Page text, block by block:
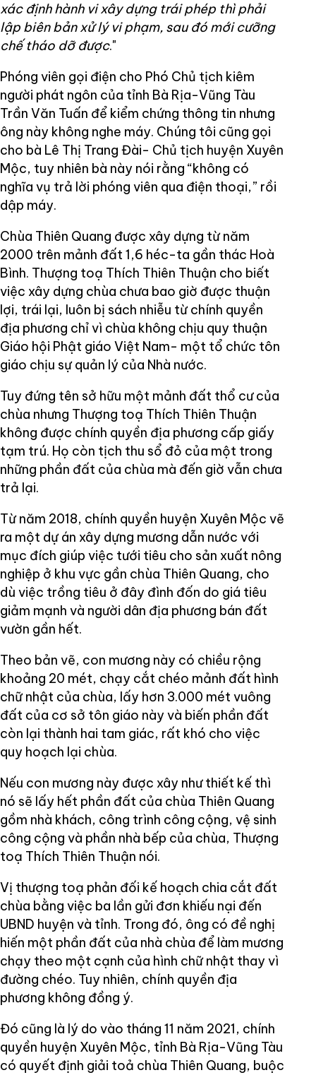
xác định hành vi xây dựng trái phép thì phải
lập biên bản xử lý vi phạm, sau đó mới cưỡng
chế tháo dỡ được."
Phóng viên gọi điện cho Phó Chủ tịch kiêm
người phát ngôn của tỉnh Bà Rịa-Vũng Tàu
Trần Văn Tuấn để kiểm chứng thông tin nhưng
ông này không nghe máy. Chúng tôi cũng gọi
cho bà Lê Thị Trang Đài- Chủ tịch huyện Xuyên
Mộc, tuy nhiên bà này nói rằng “không có
nghĩa vụ trả lời phóng viên qua điện thoại,” rồi
dập máy.
Chùa Thiên Quang được xây dựng từ năm
2000 trên mảnh đất 1,6 héc-ta gần thác Hoà
Bình. Thượng toạ Thích Thiên Thuận cho biết
việc xây dựng chùa chưa bao giờ được thuận
lợi, trái lại, luôn bị sách nhiễu từ chính quyền
địa phương chỉ vì chùa không chịu quy thuận
Giáo hội Phật giáo Việt Nam- một tổ chức tôn
giáo chịu sự quản lý của Nhà nước.
Tuy đứng tên sở hữu một mảnh đất thổ cư của
chùa nhưng Thượng toạ Thích Thiên Thuận
không được chính quyền địa phương cấp giấy
tạm trú. Họ còn tịch thu sổ đỏ của một trong
những phần đất của chùa mà đến giờ vẫn chưa
trả lại.
Từ năm 2018, chính quyền huyện Xuyên Mộc vẽ
ra một dự án xây dựng mương dẫn nước với
mục đích giúp việc tưới tiêu cho sản xuất nông
nghiệp ở khu vực gần chùa Thiên Quang, cho
dù việc trồng tiêu ở đây đình đốn do giá tiêu
giảm mạnh và người dân địa phương bán đất
vườn gần hết.
Theo bản vẽ, con mương này có chiều rộng
khoảng 20 mét, chạy cắt chéo mảnh đất hình
chữ nhật của chùa, lấy hơn 3.000 mét vuông
đất của cơ sở tôn giáo này và biến phần đất
còn lại thành hai tam giác, rất khó cho việc
quy hoạch lại chùa.
Nếu con mương này được xây như thiết kế thì
nó sẽ lấy hết phần đất của chùa Thiên Quang
gồm nhà khách, công trình công cộng, vệ sinh
công cộng và phần nhà bếp của chùa, Thượng
toạ Thích Thiên Thuận nói.
Vị thượng toạ phản đối kế hoạch chia cắt đất
chùa bằng việc ba lần gửi đơn khiếu nại đến
UBND huyện và tỉnh. Trong đó, ông có đề nghị
hiến một phần đất của nhà chùa để làm mương
chạy theo một cạnh của hình chữ nhật thay vì
đường chéo. Tuy nhiên, chính quyền địa
phương không đồng ý.
Đó cũng là lý do vào tháng 11 năm 2021, chính
quyền huyện Xuyên Mộc, tỉnh Bà Rịa-Vũng Tàu
có quyết định giải toả chùa Thiên Quang, buộc